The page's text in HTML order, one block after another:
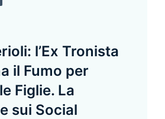
l’Ex Tronista
il Fumo per
Figlie. La
sui Social